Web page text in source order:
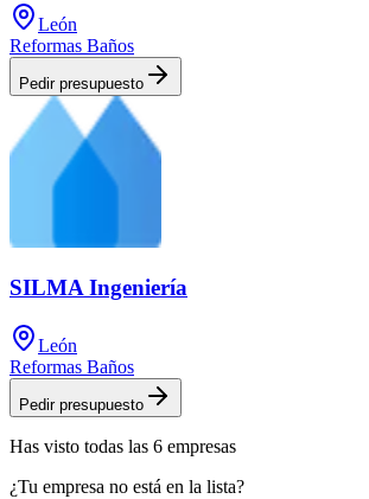
León
Reformas Baños
Pedir presupuesto
SILMA Ingeniería
León
Reformas Baños
Pedir presupuesto
Has visto todas las 6 empresas
¿Tu empresa no está en la lista?